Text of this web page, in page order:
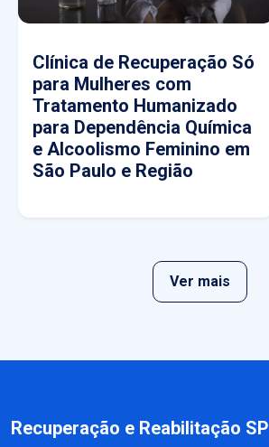
Clínica de Recuperação Só
para Mulheres com
Tratamento Humanizado
para Dependência Química
e Alcoolismo Feminino em
São Paulo e Região
Ver mais
Recuperação e Reabilitação SP